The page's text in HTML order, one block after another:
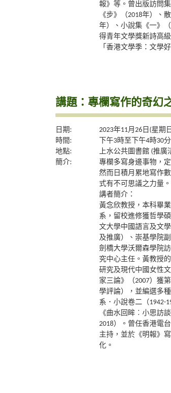
報》等。曾出版訪問
《步》（2018年）、
年）、小說集《一》
得青年文學獎新詩高
「香港文學季：文學
講題：專欄寫作的奇幻
日期:
2023年11月26日(星期
時間:
下午3時至下午4時30分
地點:
上水公共圖書館 (推廣
簡介:
專欄多寫身邊事物，
然而日積月累地寫作
式有不可思議之力量。
講者簡介：
黃念欣教授，本科畢
系，留校進修獲哲學
文大學中國語言及文
及推廣）、崇基學院
劍橋大學沃爾森學院
究中心主任。黃教授
研究及現代中國女性
家三論》（2007）獲
學評論），並編選多
系．小說卷二（1942-
《曲水回眸︰小思訪
2018）。曾任香港電
主持，並於《明報》
化。